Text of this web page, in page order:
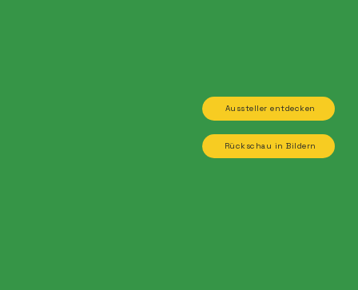
Aussteller entdecken
Rückschau in Bildern